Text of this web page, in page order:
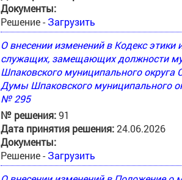
Документы:
Решение - Загрузить
О внесении изменений в Кодекс
служащих, замещающих должности
Шпаковского муниципального
Думы Шпаковского муниципального
№ 295
№ решения:91
Дата принятия решения:24.06.2026
Документы:
Решение - Загрузить